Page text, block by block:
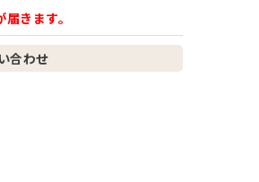
きます。
合わせ